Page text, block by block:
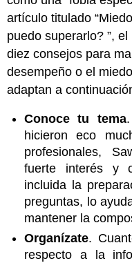
artículo titulado
puedo superarlo? ”,
diez consejos para
desempeño o el
adaptan a
Conoce tu tema
hicieron eco
profesionales,
fuerte interés y
incluida la
preguntas, lo
mantener la
Organízate.
respecto a la